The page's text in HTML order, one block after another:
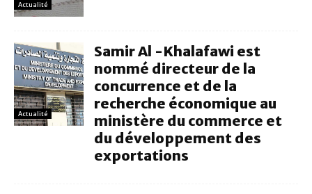
Actualité
Actualité
Samir Al -Khalafawi est
nommé directeur de la
concurrence et de la
recherche économique au
ministère du commerce et
du développement des
exportations